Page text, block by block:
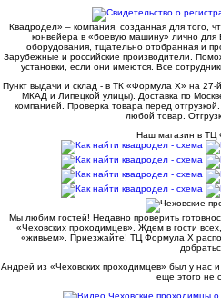
Квадродел» – компания, созданная для того,
конвейера в «боевую машину» лично для
оборудования, тщательно отобранная и
Зарубежные и российские производители.
установки, если они имеются. Все
Пункт выдачи и склад - в ТК «Формула X» на
МКАД и Липецкой улицы). Доставка по
компанией. Проверка товара перед
любой товар.
Наш магазин в ТЦ
Мы любим гостей! Недавно проверить
«Чеховских проходимцев». Ждем в гости
«живьем». Приезжайте! ТЦ Формула Х
Андрей из «Чеховских проходимцев» был у нас
еще этого не